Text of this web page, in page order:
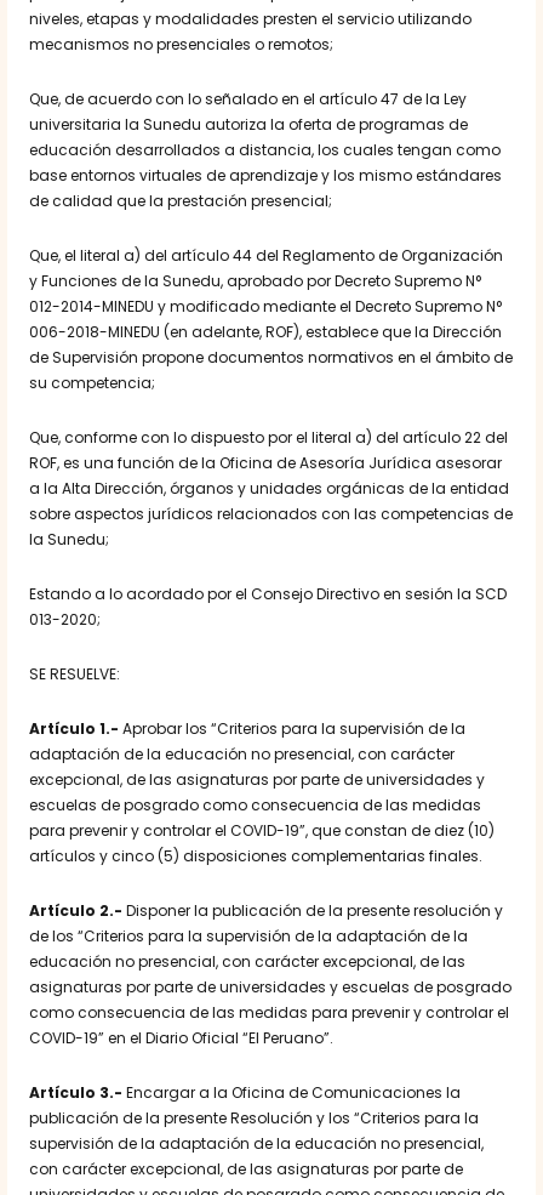
niveles, etapas y modalidades presten el servicio utilizando
mecanismos no presenciales o remotos;
Que, de acuerdo con lo señalado en el artículo 47 de la Ley
universitaria la Sunedu autoriza la oferta de programas de
educación desarrollados a distancia, los cuales tengan como
base entornos virtuales de aprendizaje y los mismo estándares
de calidad que la prestación presencial;
Que, el literal a) del artículo 44 del Reglamento de Organización
y Funciones de la Sunedu, aprobado por Decreto Supremo N°
012-2014-MINEDU y modificado mediante el Decreto Supremo N°
006-2018-MINEDU (en adelante, ROF), establece que la Dirección
de Supervisión propone documentos normativos en el ámbito de
su competencia;
Que, conforme con lo dispuesto por el literal a) del artículo 22 del
ROF, es una función de la Oficina de Asesoría Jurídica asesorar
a la Alta Dirección, órganos y unidades orgánicas de la entidad
sobre aspectos jurídicos relacionados con las competencias de
la Sunedu;
Estando a lo acordado por el Consejo Directivo en sesión la SCD
013-2020;
SE RESUELVE:
Artículo 1.- Aprobar los “Criterios para la supervisión de la
adaptación de la educación no presencial, con carácter
excepcional, de las asignaturas por parte de universidades y
escuelas de posgrado como consecuencia de las medidas
para prevenir y controlar el COVID-19”, que constan de diez (10)
artículos y cinco (5) disposiciones complementarias finales.
Artículo 2.- Disponer la publicación de la presente resolución y
de los “Criterios para la supervisión de la adaptación de la
educación no presencial, con carácter excepcional, de las
asignaturas por parte de universidades y escuelas de posgrado
como consecuencia de las medidas para prevenir y controlar el
COVID-19” en el Diario Oficial “El Peruano”.
Artículo 3.- Encargar a la Oficina de Comunicaciones la
publicación de la presente Resolución y los “Criterios para la
supervisión de la adaptación de la educación no presencial,
con carácter excepcional, de las asignaturas por parte de